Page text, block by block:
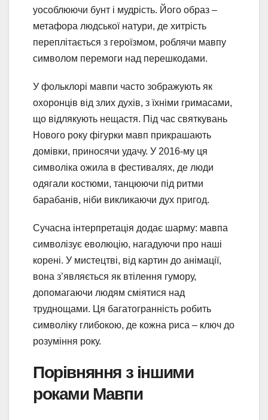
уособлюючи бунт і мудрість. Його образ –
метафора людської натури, де хитрість
переплітається з героїзмом, роблячи мавпу
символом перемоги над перешкодами.
У фольклорі мавпи часто зображують як
охоронців від злих духів, з їхніми гримасами,
що відлякують нещастя. Під час святкувань
Нового року фігурки мавп прикрашають
домівки, приносячи удачу. У 2016-му ця
символіка ожила в фестивалях, де люди
одягали костюми, танцюючи під ритми
барабанів, ніби викликаючи дух пригод.
Сучасна інтерпретація додає шарму: мавпа
символізує еволюцію, нагадуючи про наші
корені. У мистецтві, від картин до анімації,
вона з’являється як втілення гумору,
допомагаючи людям сміятися над
труднощами. Ця багатогранність робить
символіку глибокою, де кожна риса – ключ до
розуміння року.
Порівняння з іншими
роками Мавпи